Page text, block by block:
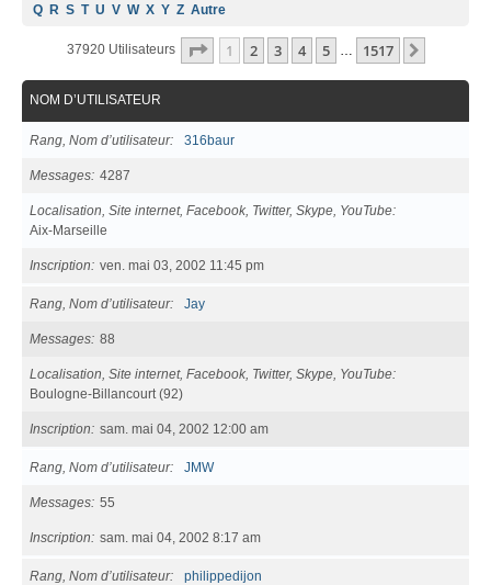
Q R S T U V W X Y Z Autre
37920 Utilisateurs Page 1Sur1517
1 2 3 4 5 … 1517
NOM D’UTILISATEUR
Rang, Nom d’utilisateur 316baur
Messages 4287
Localisation, Site internet, Facebook, Twitter, Skype, YouTube
Aix-Marseille
Inscription ven. mai 03, 2002 11:45 pm
Rang, Nom d’utilisateur Jay
Messages 88
Localisation, Site internet, Facebook, Twitter, Skype, YouTube
Boulogne-Billancourt (92)
Inscription sam. mai 04, 2002 12:00 am
Rang, Nom d’utilisateur JMW
Messages 55
Inscription sam. mai 04, 2002 8:17 am
Rang, Nom d’utilisateur philippedijon